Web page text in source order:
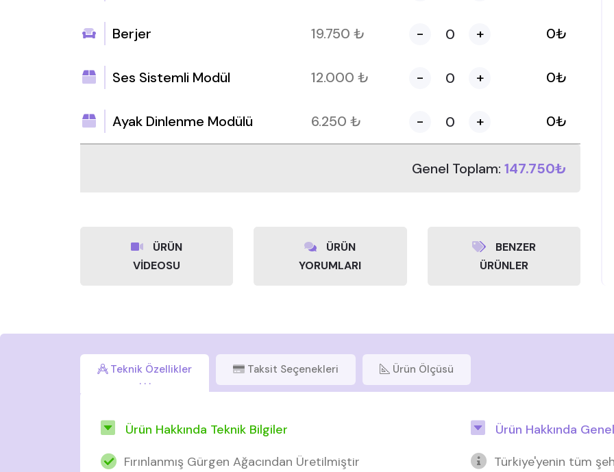
Berjer 19.750 ₺ - + 0₺
Ses Sistemli Modül 12.000 ₺ - + 0₺
Ayak Dinlenme Modülü 6.250 ₺ - + 0₺
Genel Toplam: 147.750₺
ÜRÜN
VİDEOSU
ÜRÜN
YORUMLARI
BENZER
ÜRÜNLER
Teknik Özellikler Taksit Seçenekleri Ürün Ölçüsü
Ürün Hakkında Teknik Bilgiler
Fırınlanmış Gürgen Ağacından Üretilmiştir
Ürün Hakkında
Türkiye'yenin tüm